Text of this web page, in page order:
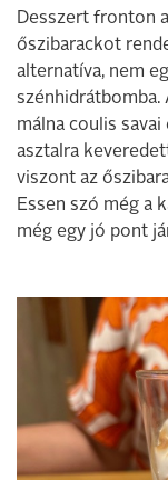
Desszert fronton
őszibarackot
alternatíva, nem
szénhidrátbomba.
málna coulis
asztalra
viszont az
Essen szó még a
még egy jó pont